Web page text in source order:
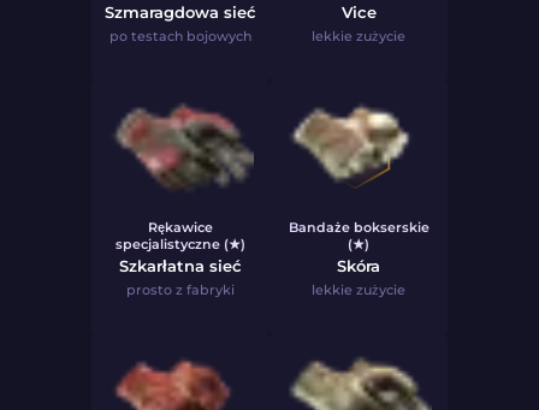
Szmaragdowa sieć
po testach bojowych
Vice
lekkie zużycie
Rękawice
specjalistyczne (★)
Szkarłatna sieć
prosto z fabryki
Bandaże bokserskie
(★)
Skóra
lekkie zużycie